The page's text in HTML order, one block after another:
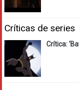
Críticas de series
Crítica: